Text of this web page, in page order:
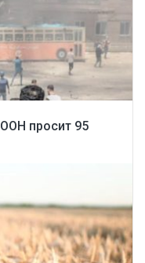
просит 95